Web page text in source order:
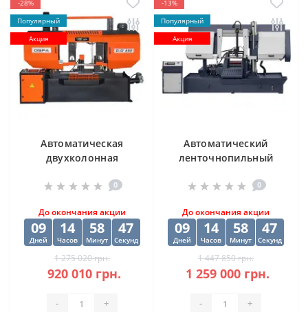
-28%
Популярный
Акция
Автоматическая
двухколонная
DISPA MAKINA D-O
0
До окончания акции
09
Дней
14
Часов
58
Минут
47
Секунд
1 275 020 грн.
920 010 грн.
- +
-13%
Популярный
Акция
Автоматический
ленточнопильный
500SA
0
До окончания акции
09
Дней
14
Часов
58
Минут
47
Секунд
1 447 850 грн.
1 259 000 грн.
- +